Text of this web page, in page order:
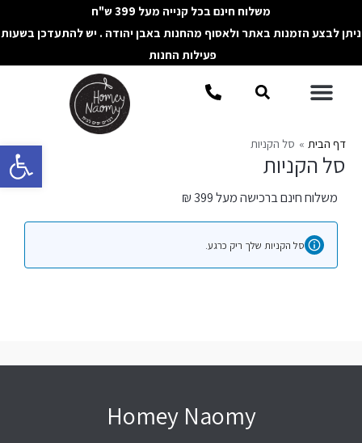
פתח
לתוכן
משלוח חינם בכל קנייה מעל 399 ש"ח
ניתן לבצע הזמנות באתר ולאסוף מהחנות באבן יהודה . יש להתעדכן בשעות
פעילות החנות
תפריטחיפוש
דף הבית סל הקניות
סל הקניות
משלוח חינם ברכישה מעל 399 ₪
סל הקניות שלך ריק כרגע.
Homey Naomy